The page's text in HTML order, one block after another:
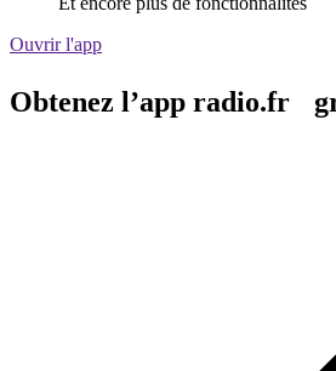
Ouvrir l'app
Obtenez l’app radio.fr